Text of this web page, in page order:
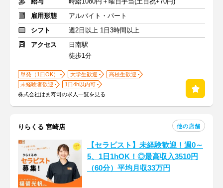
雇用形態
アルバイト・パート
シフト
週2日以上 1日3時間以上
アクセス
日南駅
徒歩1分
単発（1日OK） 大学生歓迎
高校生歓迎
未経験者歓迎
1日4h以内可
株式会社はま寿司の求人一覧を見る
りらくる 宮崎店 他の店舗
【セラピスト】未経験歓迎！週0～
5、1日1hOK！◎最高収入3510円
（60分）平均月収33万円